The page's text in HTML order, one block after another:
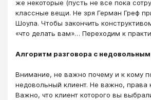
же некоторые (пусть не все пока
классные вещи. Не зря Герман Греф
Шоула. Чтобы закончить
«что делать вам»… Переходим к
Алгоритм разговора с
Внимание, не важно почему и к кому
недовольный клиент. Не важно, права
Важно, что клиент которого вы